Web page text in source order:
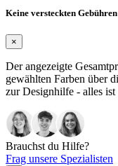
Keine versteckten Gebühren
×
Der angezeigte
gewählten Farben über
zur Designhilfe - alles
Brauchst du Hilfe?
Frag unsere Spezialisten